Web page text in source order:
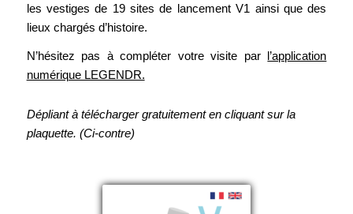
les vestiges de 19 sites de lancement V1 ainsi que des
lieux chargés d’histoire.
N’hésitez pas à compléter votre visite par l’application
numérique LEGENDR.
Dépliant à télécharger gratuitement en cliquant sur la
plaquette. (Ci-contre)